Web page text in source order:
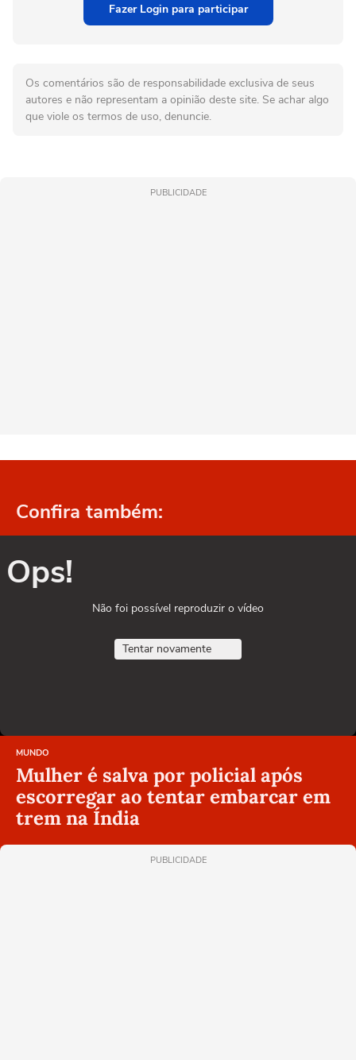
Fazer Login para participar
Os comentários são de responsabilidade exclusiva de seus
autores e não representam a opinião deste site. Se achar algo
que viole os termos de uso, denuncie.
PUBLICIDADE
Confira também:
Ops!
Não foi possível reproduzir o vídeo
Tentar novamente
MUNDO
Mulher é salva por policial após
escorregar ao tentar embarcar em
trem na Índia
PUBLICIDADE